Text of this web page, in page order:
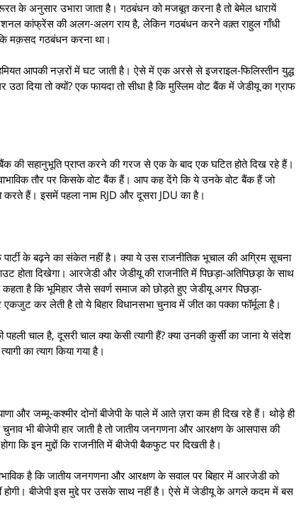
के अनुसार उभारा जाता है। गठबंधन को मजबूत करना है तो बेमेल धारायें
कांफ्रेंस की अलग-अलग राय है, लेकिन गठबंधन करने वक़्त राहुल गाँधी
मक़सद गठबंधन करना था।
आपकी नज़रों में घट जाती है। ऐसे में एक अरसे से इजराइल-फिलिस्तीन युद्ध
दिया तो क्यों? एक फायदा तो सीधा है कि मुस्लिम वोट बैंक में जेडीयू का ग्राफ
की सहानुभूति प्राप्त करने की गरज से एक के बाद एक घटित होते दिख रहे हैं।
तौर पर किसके वोट बैंक हैं। आप कह देंगे कि ये उनके वोट बैंक हैं जो
करते हैं। इसमें पहला नाम RJD और दूसरा JDU का है।
के बढ़ने का संकेत नहीं है। क्या ये उस राजनीतिक भूचाल की अग्रिम सूचना
होता दिखेगा। आरजेडी और जेडीयू की राजनीति में पिछड़ा-अतिपिछड़ा के साथ
है कि भूमिहार जैसे सवर्ण समाज को छोड़ते हुए जेडीयू अगर पिछड़ा-
कर लेती है तो ये बिहार विधानसभा चुनाव में जीत का पक्का फॉर्मूला है।
चाल है, दूसरी चाल क्या केसी त्यागी हैं? क्या उनकी कुर्सी का जाना ये संदेश
का त्याग किया गया है।
और जम्मू-कश्मीर दोनों बीजेपी के पाले में आते ज़रा कम ही दिख रहे हैं। थोड़े ही
भी बीजेपी हार जाती है तो जातीय जनगणना और आरक्षण के आसपास की
कि इन मुद्दों कि राजनीति में बीजेपी बैकफुट पर दिखती है।
है कि जातीय जनगणना और आरक्षण के सवाल पर बिहार में आरजेडी को
होगी। बीजेपी इस मुद्दे पर उसके साथ नहीं है। ऐसे में जेडीयू के अगले कदम में बस